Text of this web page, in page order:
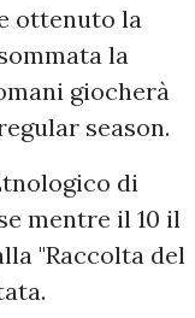
ottenuto la
la
giocherà
season.
di
mentre il 10 il
"Raccolta del